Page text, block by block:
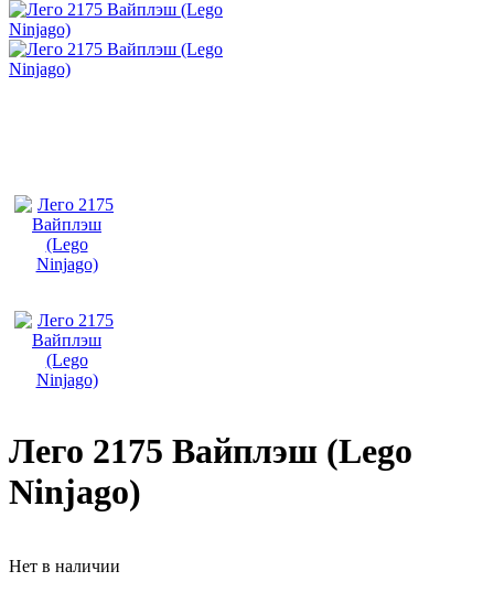
Лего 2175 Вайплэш (Lego
Ninjago)
Нет в наличии